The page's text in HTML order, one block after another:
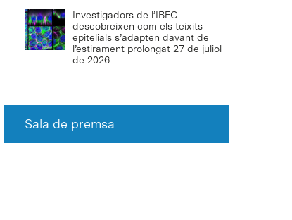
Investigadors de l’IBEC
descobreixen com els teixits
epitelials s’adapten davant de
l’estirament prolongat 27 de juliol
de 2026
Sala de premsa